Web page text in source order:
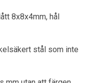
8x8x4mm, hål
stål som inte